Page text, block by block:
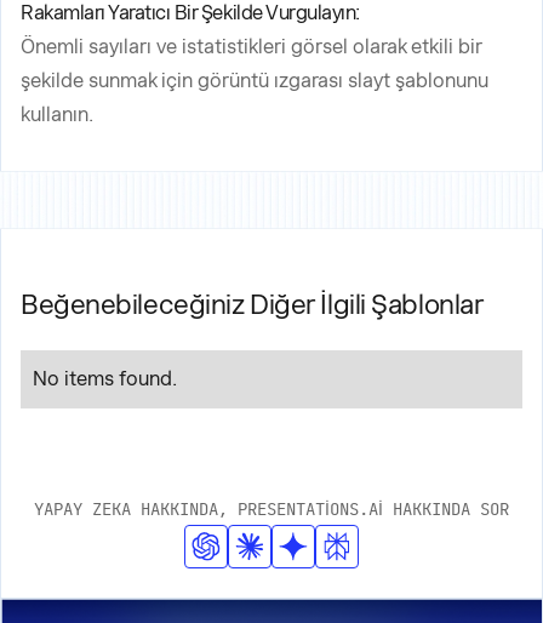
Rakamları Yaratıcı Bir Şekilde Vurgulayın:
Önemli sayıları ve istatistikleri görsel olarak etkili bir
şekilde sunmak için görüntü ızgarası slayt şablonunu
kullanın.
Beğenebileceğiniz Diğer İlgili Şablonlar
No items found.
YAPAY ZEKA HAKKINDA, PRESENTATIONS.AI HAKKINDA SOR